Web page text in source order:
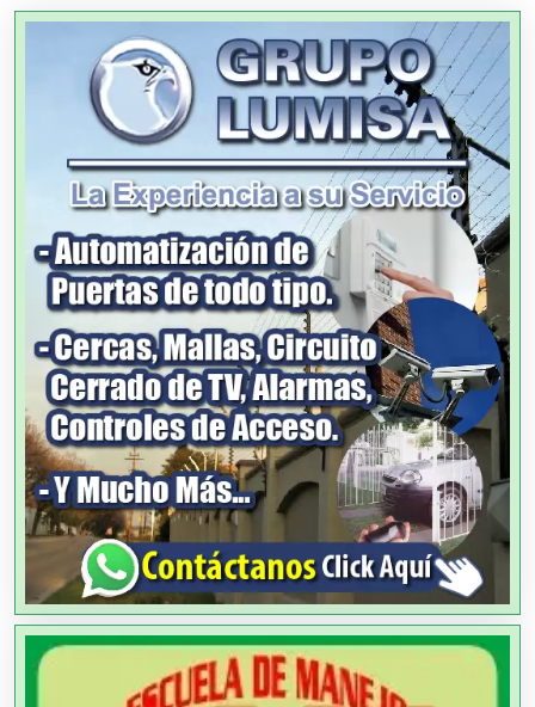
Agencias Aduanales
Agencias de Autos
Agencias de Cobranza
Agencias de Colocación
Agencias de Modelos
Agencias de Publicidad
Agencias de Viajes
Agricultores